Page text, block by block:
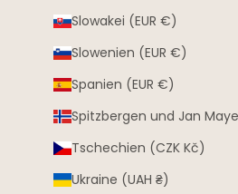
Slowakei (EUR €)
Slowenien (EUR €)
Spanien (EUR €)
Spitzbergen und Jan
Tschechien (CZK Kč)
Ukraine (UAH ₴)